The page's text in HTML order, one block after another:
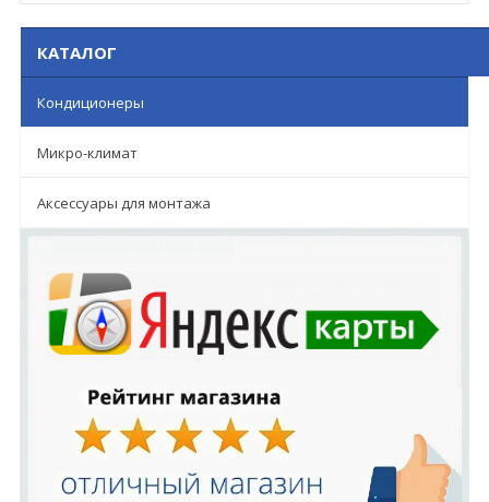
КАТАЛОГ
Кондиционеры
Микро-климат
Аксессуары для монтажа